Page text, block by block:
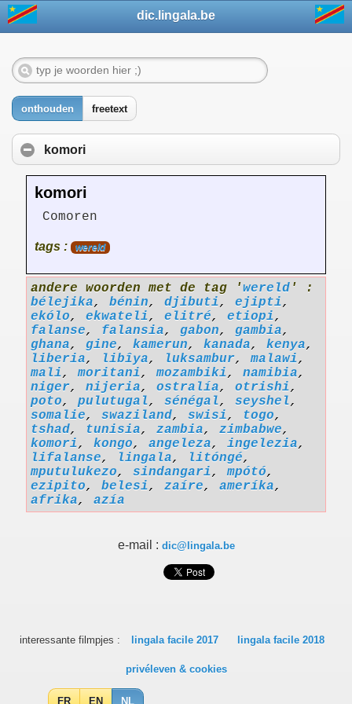
dic.lingala.be
onthouden freetext
komori
komori
Comoren
tags : wereld
andere woorden met de tag 'wereld ' :
bélejika, bénin, djibuti, ejipti,
ekólo, ekwateli, elitré, etiopi,
falanse, falansia, gabon, gambia,
ghana, gine, kamerun, kanada, kenya,
liberia, libîya, luksambur,malawi,
mali,moritani,mozambiki, namibia,
niger, nijeria, ostralía, otrishi,
poto, pulutugal, sénégal, seyshel,
somalie, swaziland, swisi, togo,
tshad, tunisia, zambia, zimbabwe,
komori, kongo, angeleza, ingelezia,
lifalanse, lingala, litóngé,
mputulukezo, sindangari,mpótó,
ezipito, belesi, zaíre, ameríka,
afrika, azía
e-mail : dic@lingala.be
interessante filmpjes : lingala facile 2017 lingala facile 2018
privéleven & cookies